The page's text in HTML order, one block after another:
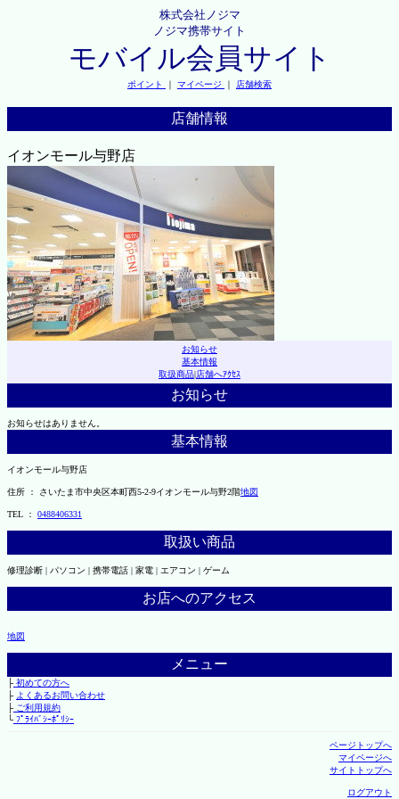
株式会社ノジマ
ノジマ携帯サイト
モバイル会員サイト
ポイント ｜ マイページ ｜ 店舗検索
店舗情報
イオンモール与野店
お知らせ
基本情報
取扱商品|店舗へｱｸｾｽ
お知らせ
お知らせはありません。
基本情報
イオンモール与野店
住所 ： さいたま市中央区本町西5-2-9イオンモール与野2階地図
TEL ： 0488406331
取扱い商品
修理診断 | パソコン | 携帯電話 | 家電 | エアコン | ゲーム
お店へのアクセス
地図
メニュー
├初めての方へ
├ よくあるお問い合わせ
├ご利用規約
└ﾌﾟﾗｲﾊﾞｼｰﾎﾟﾘｼｰ
ページトップへ
マイページへ
サイトトップへ
ログアウト